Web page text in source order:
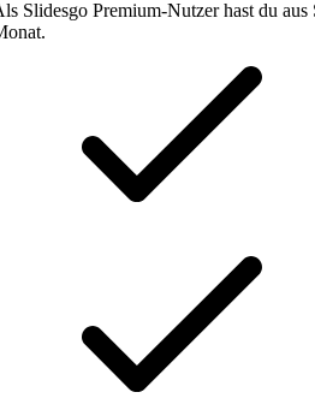
Slidesgo Premium-Nutzer hast du